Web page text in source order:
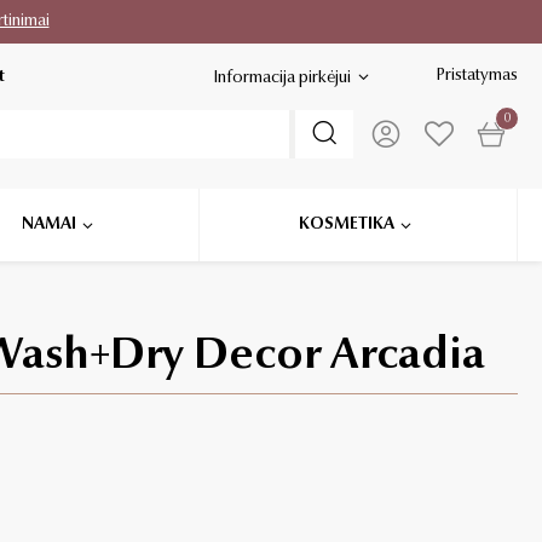
Informacija pirkėjui Pristatymas
0
NAMAI KOSMETIKA
Decor Arcadia